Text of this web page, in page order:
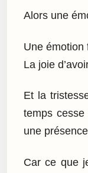
Alors une
Une émotion
La joie
Et la
temps cesse
une
Car ce que